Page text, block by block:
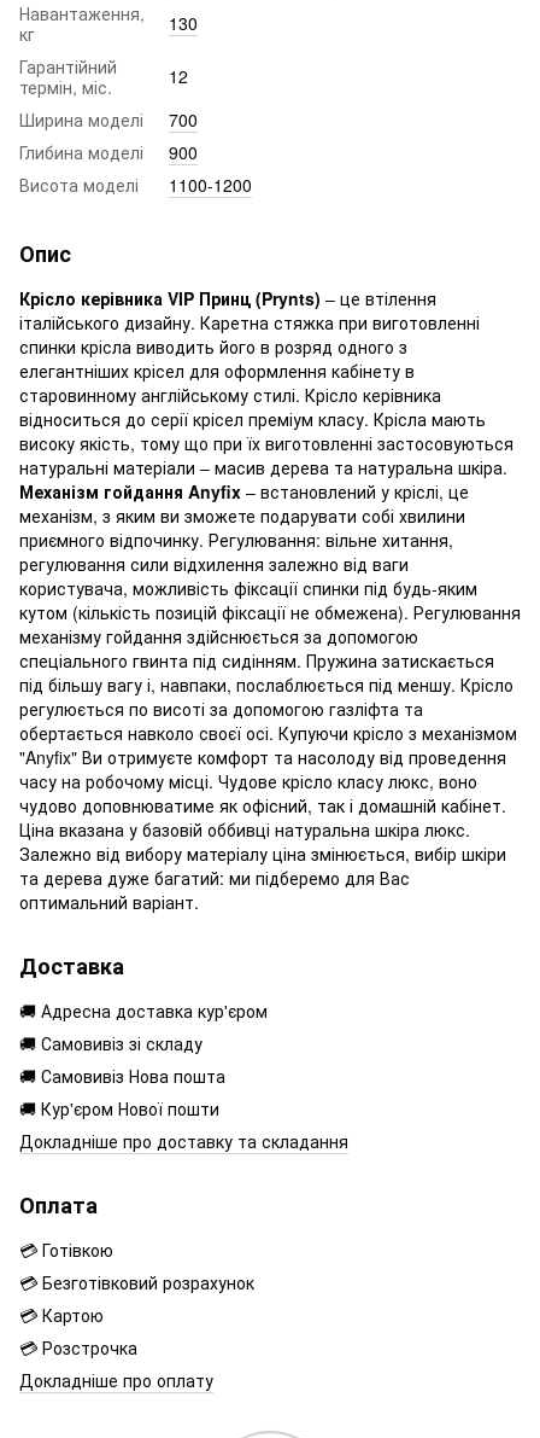
Навантаження,
кг
130
Гарантійний
термін, міс.
12
Ширина моделі
700
Глибина моделі
900
Висота моделі
1100-1200
Опис
Крісло керівника VIP Принц (Prynts) – це втілення
італійського дизайну. Каретна стяжка при виготовленні
спинки крісла виводить його в розряд одного з
елегантніших крісел для оформлення кабінету в
старовинному англійському стилі. Крісло керівника
відноситься до серії крісел преміум класу. Крісла мають
високу якість, тому що при їх виготовленні застосовуються
натуральні матеріали – масив дерева та натуральна шкіра.
Механізм гойдання Anyfix – встановлений у кріслі, це
механізм, з яким ви зможете подарувати собі хвилини
приємного відпочинку. Регулювання: вільне хитання,
регулювання сили відхилення залежно від ваги
користувача, можливість фіксації спинки під будь-яким
кутом (кількість позицій фіксації не обмежена). Регулювання
механізму гойдання здійснюється за допомогою
спеціального гвинта під сидінням. Пружина затискається
під більшу вагу і, навпаки, послаблюється під меншу. Крісло
регулюється по висоті за допомогою газліфта та
обертається навколо своєї осі. Купуючи крісло з механізмом
"Anyfix" Ви отримуєте комфорт та насолоду від проведення
часу на робочому місці. Чудове крісло класу люкс, воно
чудово доповнюватиме як офісний, так і домашній кабінет.
Ціна вказана у базовій оббивці натуральна шкіра люкс.
Залежно від вибору матеріалу ціна змінюється, вибір шкіри
та дерева дуже багатий: ми підберемо для Вас
оптимальний варіант.
Доставка
🚚 Адресна доставка кур'єром
🚚 Самовивіз зі складу
🚚 Самовивіз Нова пошта
🚚 Кур'єром Нової пошти
Докладніше про доставку та складання
Оплата
💳 Готівкою
💳 Безготівковий розрахунок
💳 Картою
💳 Розстрочка
Докладніше про оплату